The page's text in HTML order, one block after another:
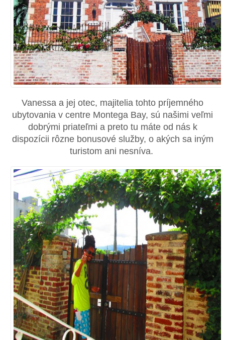
Vanessa a jej otec, majitelia tohto príjemného
ubytovania v centre Montega Bay, sú našimi veľmi
dobrými priateľmi a preto tu máte od nás k
dispozícii rôzne bonusové služby, o akých sa iným
turistom ani nesníva.